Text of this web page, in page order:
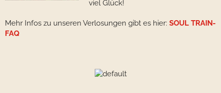
viel Glück!
Mehr Infos zu unseren Verlosungen gibt es hier: SOUL TRAIN-
FAQ